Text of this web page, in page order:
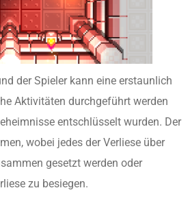
der Spieler kann eine erstaunlich
Aktivitäten durchgeführt werden
entschlüsselt wurden. Der
wobei jedes der Verliese über
gesetzt werden oder
zu besiegen.